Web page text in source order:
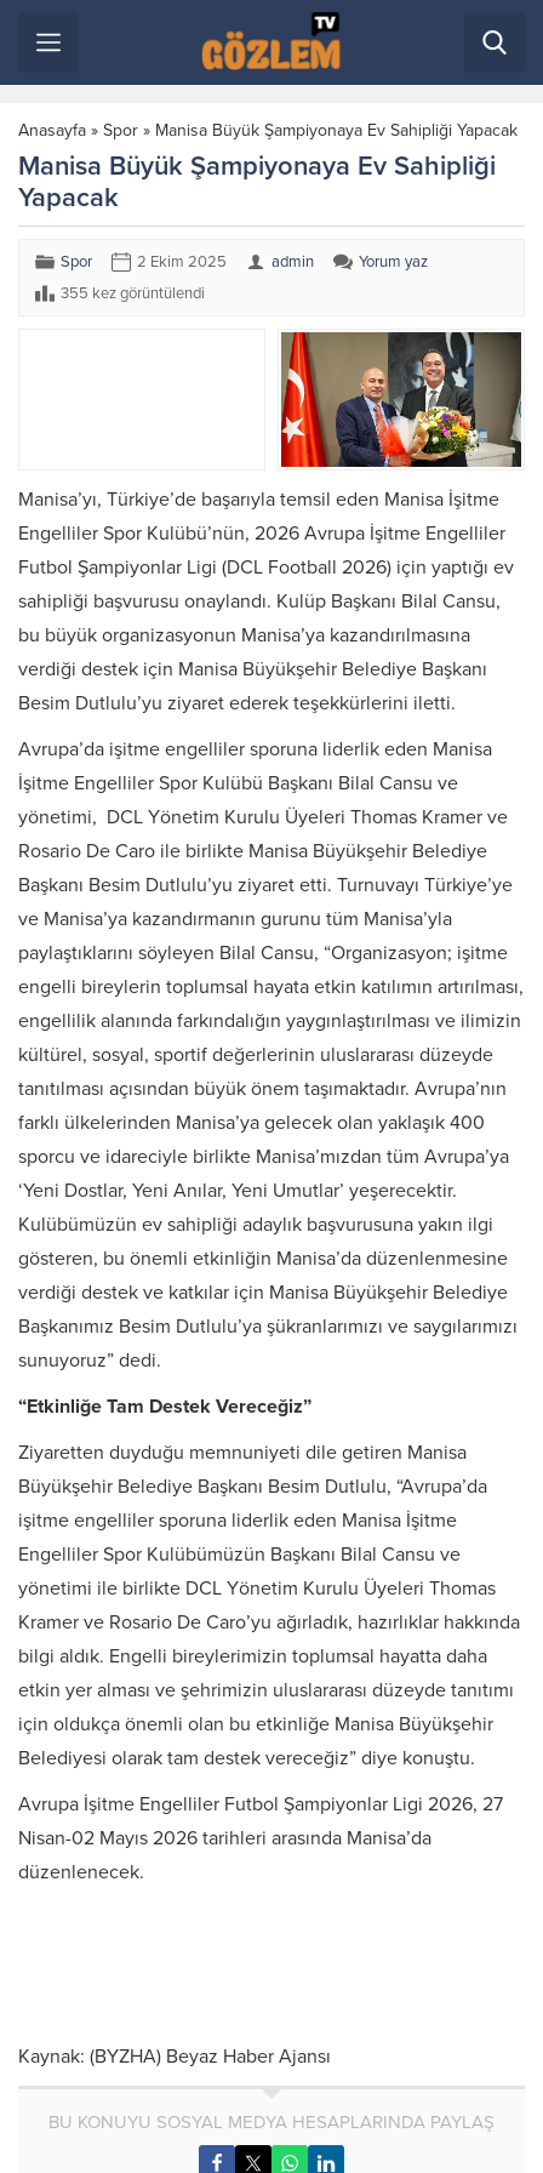
Anasayfa » Spor » Manisa Büyük Şampiyonaya Ev Sahipliği Yapacak
Manisa Büyük Şampiyonaya Ev Sahipliği
Yapacak
Spor 2 Ekim 2025 admin
Yorum yaz
355 kez görüntülendi
Manisa’yı, Türkiye’de başarıyla temsil eden Manisa İşitme
Engelliler Spor Kulübü’nün, 2026 Avrupa İşitme Engelliler
Futbol Şampiyonlar Ligi (DCL Football 2026) için yaptığı ev
sahipliği başvurusu onaylandı. Kulüp Başkanı Bilal Cansu,
bu büyük organizasyonun Manisa’ya kazandırılmasına
verdiği destek için Manisa Büyükşehir Belediye Başkanı
Besim Dutlulu’yu ziyaret ederek teşekkürlerini iletti.
Avrupa’da işitme engelliler sporuna liderlik eden Manisa
İşitme Engelliler Spor Kulübü Başkanı Bilal Cansu ve
yönetimi, DCL Yönetim Kurulu Üyeleri Thomas Kramer ve
Rosario De Caro ile birlikte Manisa Büyükşehir Belediye
Başkanı Besim Dutlulu’yu ziyaret etti. Turnuvayı Türkiye’ye
ve Manisa’ya kazandırmanın gurunu tüm Manisa’yla
paylaştıklarını söyleyen Bilal Cansu, “Organizasyon; işitme
engelli bireylerin toplumsal hayata etkin katılımın artırılması,
engellilik alanında farkındalığın yaygınlaştırılması ve ilimizin
kültürel, sosyal, sportif değerlerinin uluslararası düzeyde
tanıtılması açısından büyük önem taşımaktadır. Avrupa’nın
farklı ülkelerinden Manisa’ya gelecek olan yaklaşık 400
sporcu ve idareciyle birlikte Manisa’mızdan tüm Avrupa’ya
‘Yeni Dostlar, Yeni Anılar, Yeni Umutlar’ yeşerecektir.
Kulübümüzün ev sahipliği adaylık başvurusuna yakın ilgi
gösteren, bu önemli etkinliğin Manisa’da düzenlenmesine
verdiği destek ve katkılar için Manisa Büyükşehir Belediye
Başkanımız Besim Dutlulu’ya şükranlarımızı ve saygılarımızı
sunuyoruz” dedi.
“Etkinliğe Tam Destek Vereceğiz”
Ziyaretten duyduğu memnuniyeti dile getiren Manisa
Büyükşehir Belediye Başkanı Besim Dutlulu, “Avrupa’da
işitme engelliler sporuna liderlik eden Manisa İşitme
Engelliler Spor Kulübümüzün Başkanı Bilal Cansu ve
yönetimi ile birlikte DCL Yönetim Kurulu Üyeleri Thomas
Kramer ve Rosario De Caro’yu ağırladık, hazırlıklar hakkında
bilgi aldık. Engelli bireylerimizin toplumsal hayatta daha
etkin yer alması ve şehrimizin uluslararası düzeyde tanıtımı
için oldukça önemli olan bu etkinliğe Manisa Büyükşehir
Belediyesi olarak tam destek vereceğiz” diye konuştu.
Avrupa İşitme Engelliler Futbol Şampiyonlar Ligi 2026, 27
Nisan-02 Mayıs 2026 tarihleri arasında Manisa’da
düzenlenecek.
Kaynak: (BYZHA) Beyaz Haber Ajansı
BU KONUYU SOSYAL MEDYA HESAPLARINDA PAYLAŞ